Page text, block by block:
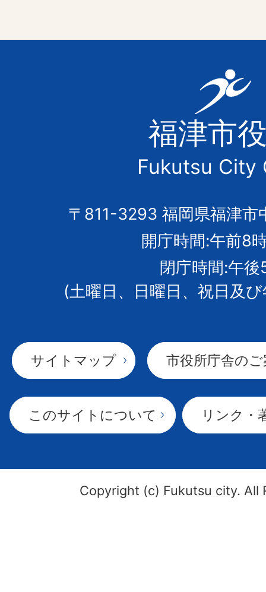
福
津
市
の
市
章
福津市
Fukutsu City
〒811-3293 福岡県福津市
開庁時間:午前8
閉庁時間:午後
(土曜日、日曜日、祝日及
サイトマップ 市役所庁舎の
このサイトについて リンク・
Copyright (c) Fukutsu city. All